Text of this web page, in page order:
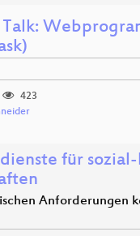
423
für
Anforderungen